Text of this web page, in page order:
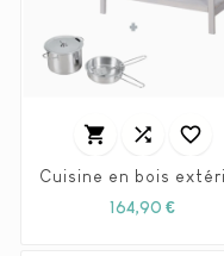
  
164,90 €Prix